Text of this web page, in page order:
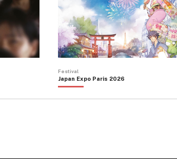
Festival
Japan Expo Paris 2026